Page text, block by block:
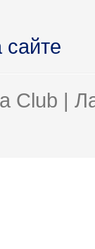
сайте
Club |